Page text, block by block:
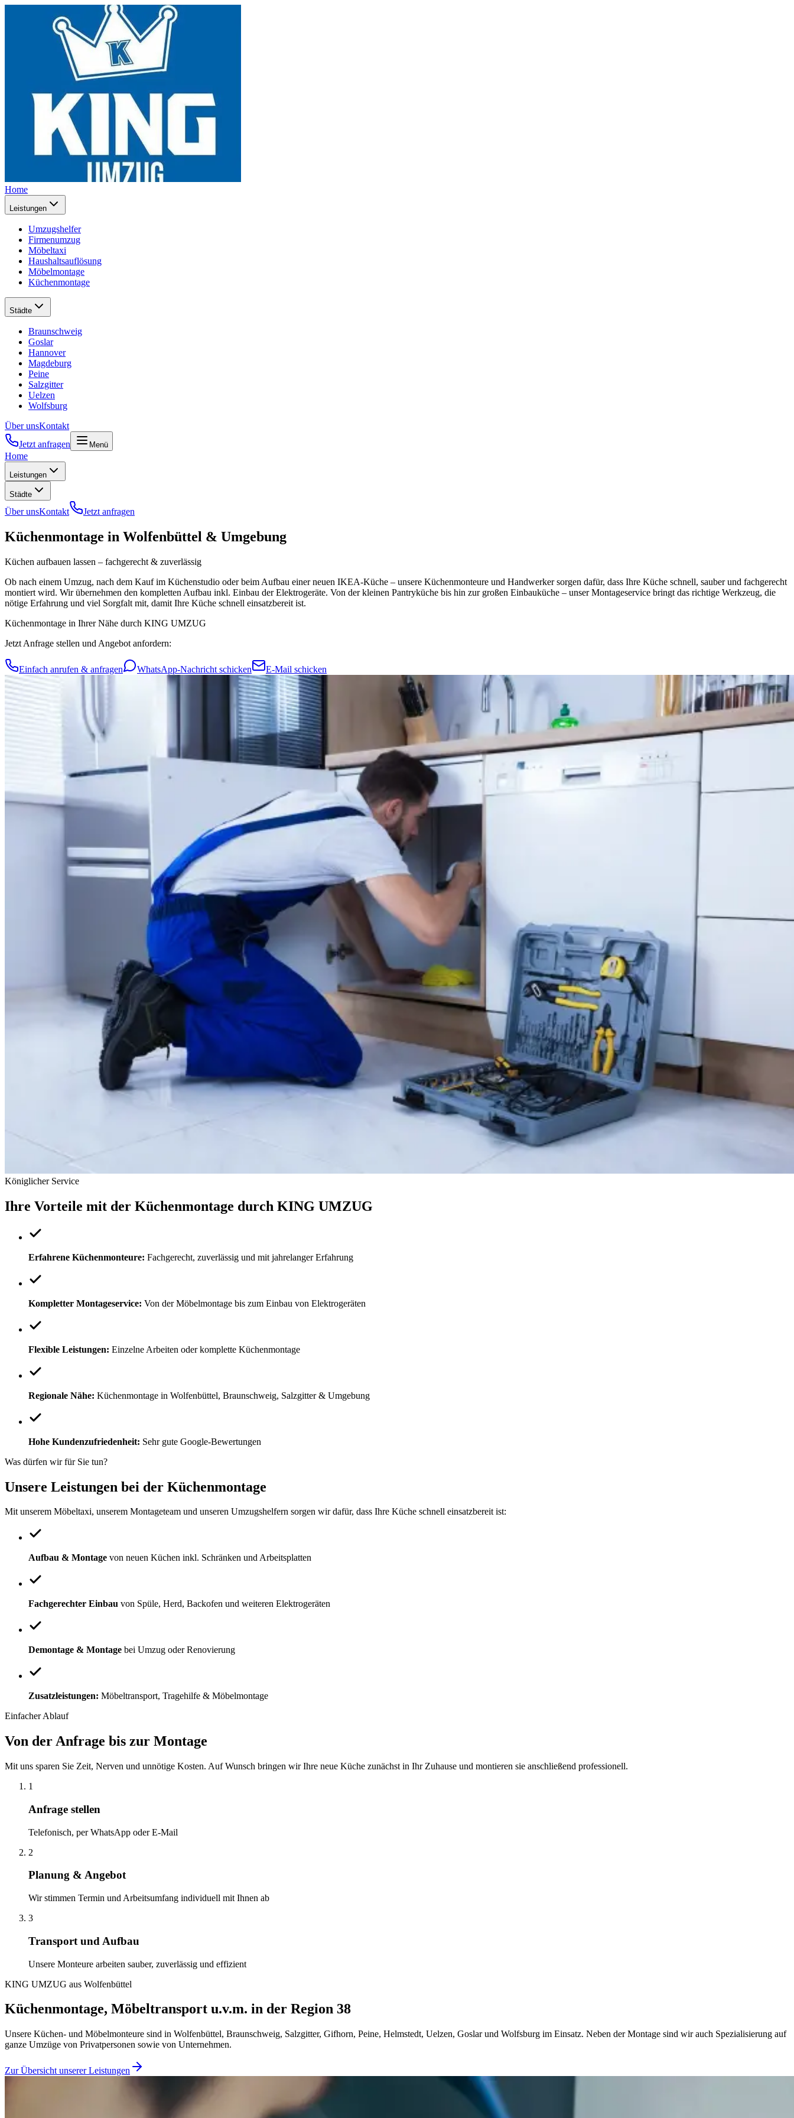
Home
Leistungen
Umzugshelfer
Firmenumzug
Möbeltaxi
Haushaltsauflösung
Möbelmontage
Küchenmontage
Städte
Braunschweig
Goslar
Hannover
Magdeburg
Peine
Salzgitter
Uelzen
Wolfsburg
Über unsKontakt
Jetzt anfragen
Menü
Home
Leistungen
Städte
Über unsKontakt Jetzt anfragen
Küchenmontage in Wolfenbüttel & Umgebung
Küchen aufbauen lassen – fachgerecht & zuverlässig
Ob nach einem Umzug, nach dem Kauf im Küchenstudio oder beim Aufbau einer neuen IKEA-Küche – unsere Küchenmonteure und Handwerker sorgen dafür, dass Ihre Küche schnell, sauber und fachgerecht
montiert wird. Wir übernehmen den kompletten Aufbau inkl. Einbau der Elektrogeräte. Von der kleinen Pantryküche bis hin zur großen Einbauküche – unser Montageservice bringt das richtige Werkzeug, die
nötige Erfahrung und viel Sorgfalt mit, damit Ihre Küche schnell einsatzbereit ist.
Küchenmontage in Ihrer Nähe durch KING UMZUG
Jetzt Anfrage stellen und Angebot anfordern:
Einfach anrufen & anfragen WhatsApp-Nachricht schicken E-Mail schicken
Königlicher Service
Ihre Vorteile mit der Küchenmontage durch KING UMZUG
Erfahrene Küchenmonteure: Fachgerecht, zuverlässig und mit jahrelanger Erfahrung
Kompletter Montageservice: Von der Möbelmontage bis zum Einbau von Elektrogeräten
Flexible Leistungen: Einzelne Arbeiten oder komplette Küchenmontage
Regionale Nähe: Küchenmontage in Wolfenbüttel, Braunschweig, Salzgitter & Umgebung
Hohe Kundenzufriedenheit: Sehr gute Google-Bewertungen
Was dürfen wir für Sie tun?
Unsere Leistungen bei der Küchenmontage
Mit unserem Möbeltaxi, unserem Montageteam und unseren Umzugshelfern sorgen wir dafür, dass Ihre Küche schnell einsatzbereit ist:
Aufbau & Montage von neuen Küchen inkl. Schränken und Arbeitsplatten
Fachgerechter Einbau von Spüle, Herd, Backofen und weiteren Elektrogeräten
Demontage & Montage bei Umzug oder Renovierung
Zusatzleistungen: Möbeltransport, Tragehilfe & Möbelmontage
Einfacher Ablauf
Von der Anfrage bis zur Montage
Mit uns sparen Sie Zeit, Nerven und unnötige Kosten. Auf Wunsch bringen wir Ihre neue Küche zunächst in Ihr Zuhause und montieren sie anschließend professionell.
1
Anfrage stellen
Telefonisch, per WhatsApp oder E-Mail
2
Planung & Angebot
Wir stimmen Termin und Arbeitsumfang individuell mit Ihnen ab
3
Transport und Aufbau
Unsere Monteure arbeiten sauber, zuverlässig und effizient
KING UMZUG aus Wolfenbüttel
Küchenmontage, Möbeltransport u.v.m. in der Region 38
Unsere Küchen- und Möbelmonteure sind in Wolfenbüttel, Braunschweig, Salzgitter, Gifhorn, Peine, Helmstedt, Uelzen, Goslar und Wolfsburg im Einsatz. Neben der Montage sind wir auch Spezialisierung auf
ganze Umzüge von Privatpersonen sowie von Unternehmen.
Zur Übersicht unserer Leistungen